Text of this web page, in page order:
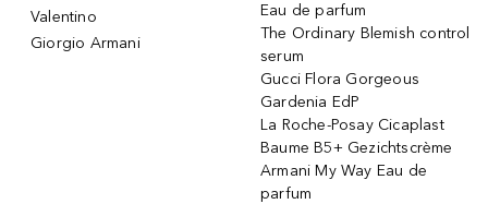
Valentino
Giorgio Armani
Eau de parfum
The Ordinary Blemish control
serum
Gucci Flora Gorgeous
Gardenia EdP
La Roche-Posay Cicaplast
Baume B5+ Gezichtscrème
Armani My Way Eau de
parfum